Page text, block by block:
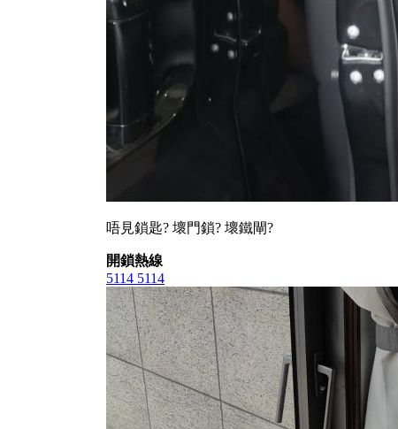
唔見鎖匙? 壞門鎖? 壞鐵閘?
開鎖熱線
5114 5114